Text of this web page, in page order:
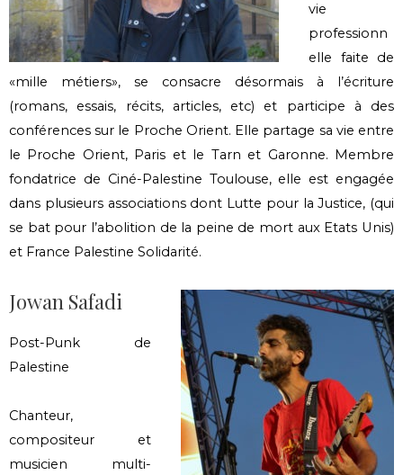
vie
professionn
elle faite de
«mille métiers», se consacre désormais à l’écriture
(romans, essais, récits, articles, etc) et participe à des
conférences sur le Proche Orient. Elle partage sa vie entre
le Proche Orient, Paris et le Tarn et Garonne. Membre
fondatrice de Ciné-Palestine Toulouse, elle est engagée
dans plusieurs associations dont Lutte pour la Justice, (qui
se bat pour l’abolition de la peine de mort aux Etats Unis)
et France Palestine Solidarité.
Jowan Safadi
Post-Punk de
Palestine
Chanteur,
compositeur et
musicien multi-